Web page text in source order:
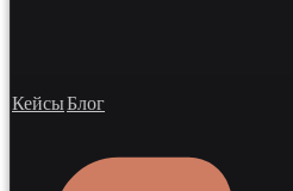
КейсыБлог